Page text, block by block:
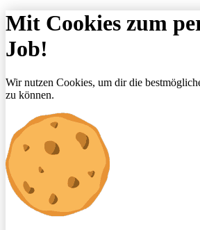
Mit Cookies zum
Job!
Wir nutzen Cookies, um dir die
zu können.